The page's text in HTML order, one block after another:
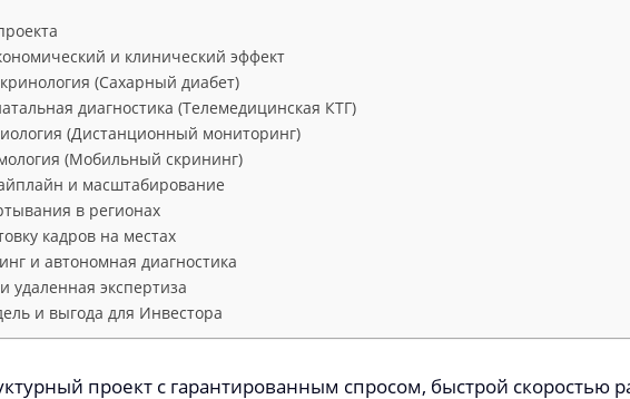
и клинический эффект
(Сахарный диабет)
диагностика (Телемедицинская КТГ)
(Дистанционный мониторинг)
(Мобильный скрининг)
и масштабирование
в регионах
кадров на местах
и автономная диагностика
удаленная экспертиза
и выгода для Инвестора
проект с гарантированным спросом, быстрой скоростью